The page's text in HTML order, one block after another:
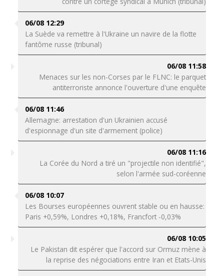
06/08 12:29
La Suède va remettre à l'Ukraine un navire de la flotte
fantôme russe (tribunal)
06/08 11:58
Menaces sur les non-Corses par le FLNC: le parquet
antiterroriste annonce l'ouverture d'une enquête
06/08 11:46
Allemagne: arrestation d'un Ukrainien accusé
d'espionnage d'un site d'armement (police)
06/08 11:16
La Corée du Nord a tiré un "projectile non identifié",
selon l'armée sud-coréenne
06/08 10:07
Les Bourses européennes ouvrent stable ou en hausse:
Paris +0,59%, Londres +0,18%, Francfort -0,03%
06/08 10:05
Le Pakistan dit espérer que l'accord sur Ormuz mène à
la reprise des négociations entre Iran et Etats-Unis